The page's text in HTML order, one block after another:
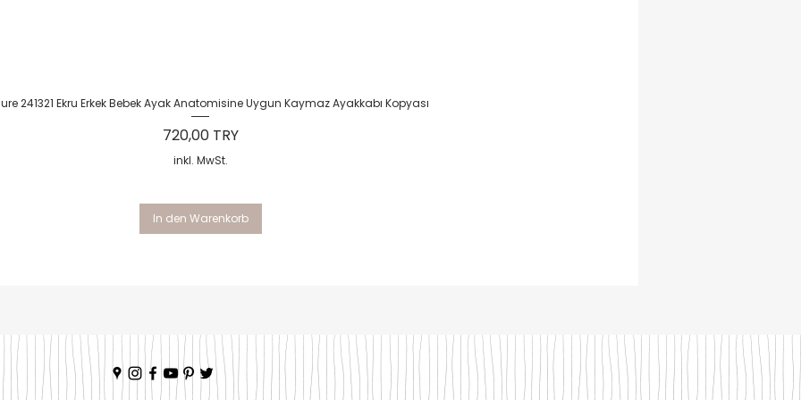
Schnellansicht
241321 Ekru Erkek Bebek Ayak Anatomisine Uygun Kaymaz Ayakkabı Kopyası
Preis
720,00 TRY
inkl. MwSt.
In den Warenkorb